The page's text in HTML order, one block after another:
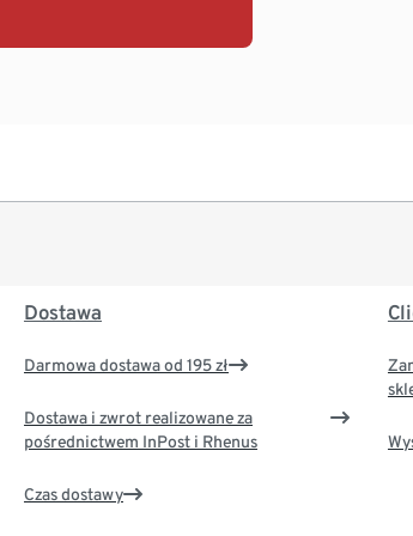
Dostawa
Darmowa dostawa od 195 zł
Dostawa i zwrot realizowane za
pośrednictwem InPost i Rhenus
Czas dostawy